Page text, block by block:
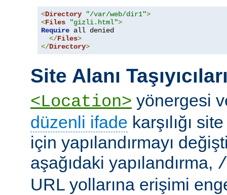
<Directory "/var/web/dir1">
<Files "gizli.html">
Require all denied
</Files>
</Directory>
Site Alanı
<Location> yönergesi
düzenli ifade karşılığı
için yapılandırmayı
aşağıdaki yapılandırma,
URL yollarına erişimi